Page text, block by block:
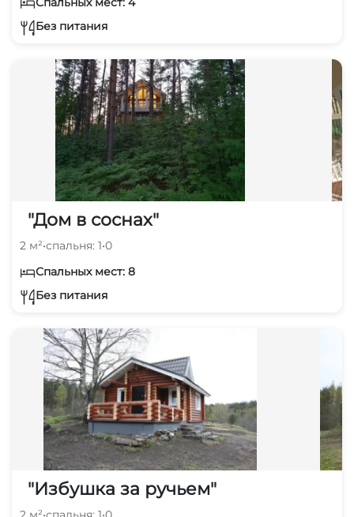
Без питания
"Дом в соснах"
2 м²•спальня: 1•0
Спальных мест: 8
Без питания
"Избушка за ручьем"